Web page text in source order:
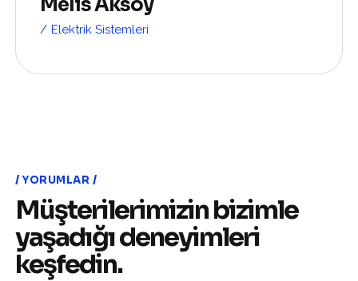
Elektrik Sistemleri
YORUMLAR
Müşterilerimizin bizimle
yaşadığı deneyimleri
keşfedin.